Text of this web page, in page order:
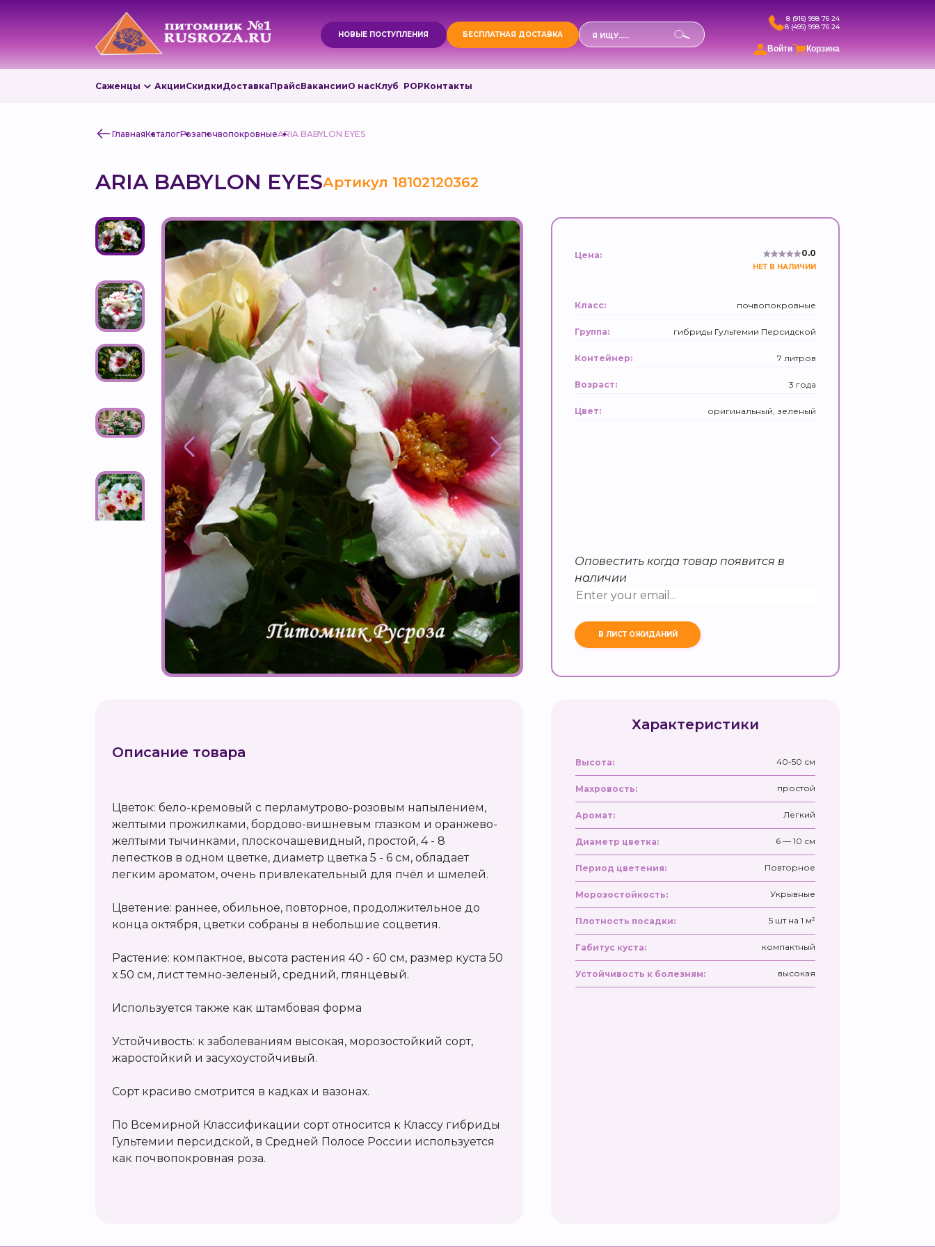
НОВЫЕ ПОСТУПЛЕНИЯ БЕСПЛАТНАЯ ДОСТАВКА
Поиск
товаров
8 (916) 998 76 24
8 (495) 998 76 24
Войти Корзина
Саженцы АкцииСкидкиДоставкаПрайсВакансииО насКлуб РОРКонтакты
ГлавнаяКаталогРозапочвопокровныеARIA BABYLON EYES
ARIA BABYLON EYESАртикул 18102120362
Цена: 0.0
НЕТ В НАЛИЧИИ
Класс: почвопокровные
Группа: гибриды Гультемии Персидской
Контейнер: 7 литров
Возраст: 3 года
Цвет: оригинальный, зеленый
Оповестить когда товар появится в
наличии
Описание товара
Цветок: бело-кремовый с перламутрово-розовым напылением,
желтыми прожилками, бордово-вишневым глазком и оранжево-
желтыми тычинками, плоскочашевидный, простой, 4 - 8
лепестков в одном цветке, диаметр цветка 5 - 6 см, обладает
легким ароматом, очень привлекательный для пчёл и шмелей.
Цветение: раннее, обильное, повторное, продолжительное до
конца октября, цветки собраны в небольшие соцветия.
Растение: компактное, высота растения 40 - 60 см, размер куста 50
х 50 см, лист темно-зеленый, средний, глянцевый.
Используется также как штамбовая форма
Устойчивость: к заболеваниям высокая, морозостойкий сорт,
жаростойкий и засухоустойчивый.
Сорт красиво смотрится в кадках и вазонах.
По Всемирной Классификации сорт относится к Классу гибриды
Гультемии персидской, в Средней Полосе России используется
как почвопокровная роза.
Характеристики
Высота: 40-50 см
Махровость: простой
Аромат: Легкий
Диаметр цветка: 6 — 10 см
Период цветения: Повторное
Морозостойкость: Укрывные
Плотность посадки: 5 шт на 1 м²
Габитус куста: компактный
Устойчивость к болезням: высокая